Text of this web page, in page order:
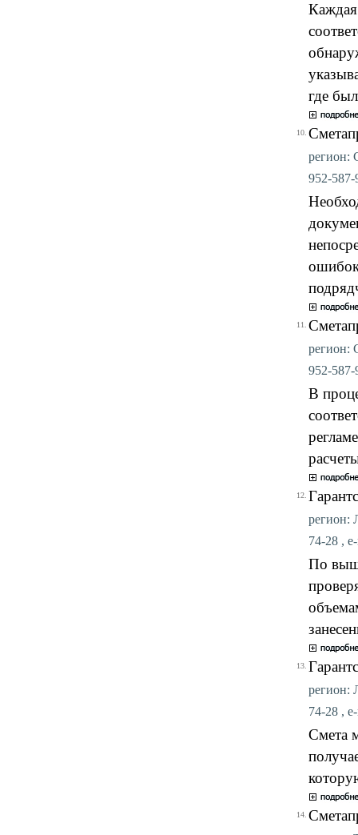
Каждая
где
10.
регион:
952-
11.
регион:
952-
В
12.
регион:
74-28 ,
По
13.
регион:
74-28 ,
Смета
14.